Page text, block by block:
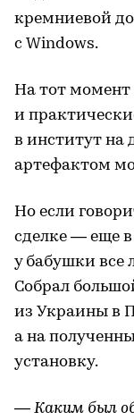
кремниевой
с Windows.
На тот момент
и
в институт на
артефактом
Но если
сделке — еще в
у бабушки все
Собрал
из Украины в
а на
установку.
— Каким был